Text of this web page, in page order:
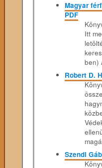
Magyar
PDF
Itt
ben)
Robert D.
Szendi